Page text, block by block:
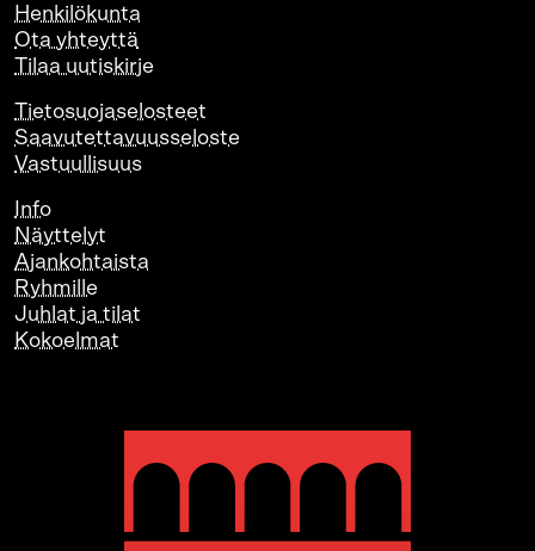
Henkilökunta
Ota yhteyttä
Tilaa uutiskirje
Tietosuojaselosteet
Saavutettavuusseloste
Vastuullisuus
Info
Näyttelyt
Ajankohtaista
Ryhmille
Juhlat ja tilat
Kokoelmat